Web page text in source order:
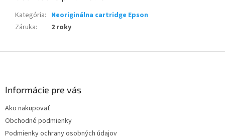
Kategória: Neoriginálna cartridge Epson
Záruka: 2 roky
Informácie pre vás
Ako nakupovať
Obchodné podmienky
Podmienky ochrany osobných údajov